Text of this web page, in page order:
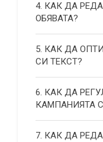
4. КАК ДА
ОБЯВАТА?
5. КАК ДА
СИ ТЕКСТ?
6. КАК ДА
КАМПАНИЯТА
7. КАК ДА